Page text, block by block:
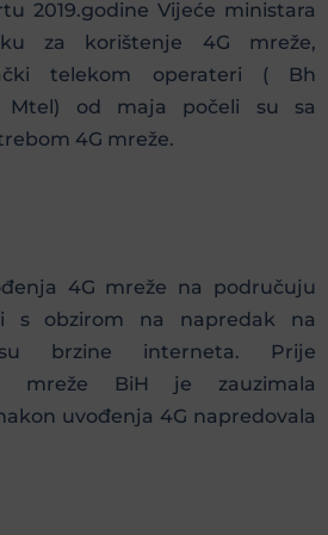
2019.godine Vijeće ministara
za korištenje 4G mreže,
telekom operateri ( Bh
Mtel) od maja počeli su sa
4G mreže.
4G mreže na područuju
s obzirom na napredak na
brzine interneta. Prije
mreže BiH je zauzimala
uvođenja 4G napredovala